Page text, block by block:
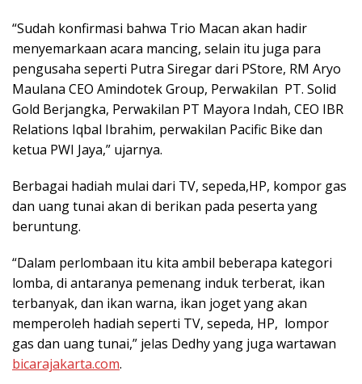
“Sudah konfirmasi bahwa Trio Macan akan hadir
menyemarkaan acara mancing, selain itu juga para
pengusaha seperti Putra Siregar dari PStore, RM Aryo
Maulana CEO Amindotek Group, Perwakilan PT. Solid
Gold Berjangka, Perwakilan PT Mayora Indah, CEO IBR
Relations Iqbal Ibrahim, perwakilan Pacific Bike dan
ketua PWI Jaya,” ujarnya.
Berbagai hadiah mulai dari TV, sepeda,HP, kompor gas
dan uang tunai akan di berikan pada peserta yang
beruntung.
“Dalam perlombaan itu kita ambil beberapa kategori
lomba, di antaranya pemenang induk terberat, ikan
terbanyak, dan ikan warna, ikan joget yang akan
memperoleh hadiah seperti TV, sepeda, HP, lompor
gas dan uang tunai,” jelas Dedhy yang juga wartawan
bicarajakarta.com.